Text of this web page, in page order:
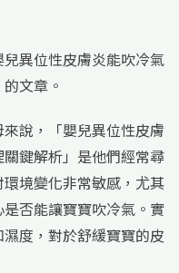
異位性皮膚炎能吹冷氣
文章。
說，「嬰兒異位性皮膚
鍵解析」是他們經常尋
境變化非常敏感，尤其
否能讓寶寶吹冷氣。實
度，對於舒緩寶寶的皮